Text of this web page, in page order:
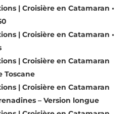
| Croisière en Catamaran •
| Croisière en Catamaran •
| Croisière en Catamaran
Toscane
| Croisière en Catamaran
– Version longue